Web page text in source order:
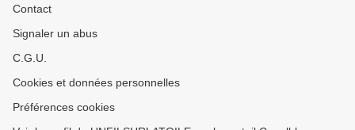
Contact
Signaler un abus
C.G.U.
Cookies et données personnelles
Préférences cookies